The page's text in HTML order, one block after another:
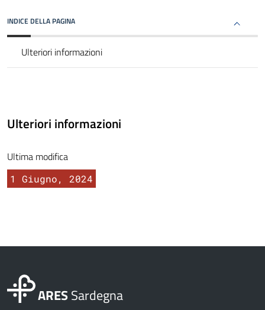
INDICE DELLA PAGINA
Ulteriori informazioni
Ulteriori informazioni
Ultima modifica
1 Giugno, 2024
ARESSardegna